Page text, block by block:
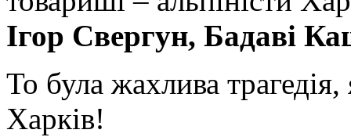
Ігор Свергун, Бадаві
То була жахлива
Харків!